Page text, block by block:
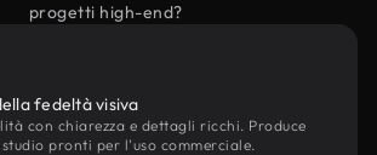
progetti high-end?
fedeltà visiva
con chiarezza e dettagli ricchi. Produce
pronti per l'uso commerciale.